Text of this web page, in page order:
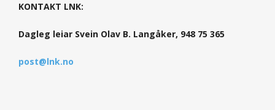
KONTAKT LNK:
Dagleg leiar Svein Olav B. Langåker, 948 75 365
post@lnk.no